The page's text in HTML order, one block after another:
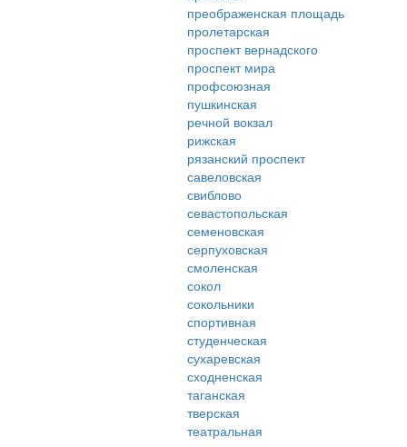
преображенская площадь
пролетарская
проспект вернадского
проспект мира
профсоюзная
пушкинская
речной вокзал
рижская
рязанский проспект
савеловская
свиблово
севастопольская
семеновская
серпуховская
смоленская
сокол
сокольники
спортивная
студенческая
сухаревская
сходненская
таганская
тверская
театральная